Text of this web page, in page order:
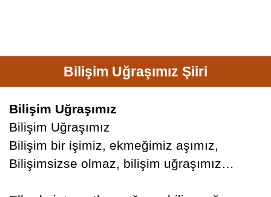
Bilişim Uğraşımız Şiiri
Bilişim Uğraşımız
Bilişim Uğraşımız
Bilişim bir işimiz, ekmeğimiz aşımız,
Bilişimsizse olmaz, bilişim uğraşımız…